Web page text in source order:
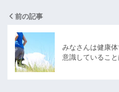
前の記事
みなさんは健康
意識しているこ